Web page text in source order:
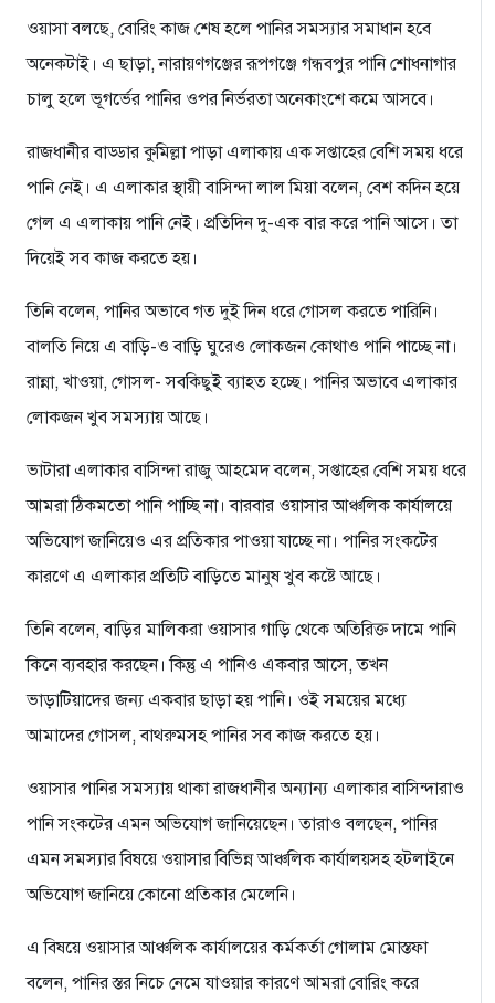
ওয়াসা বলছে, বোরিং কাজ শেষ হলে পানির সমস্যার সমাধান হবে
অনেকটাই। এ ছাড়া, নারায়ণগঞ্জের রূপগঞ্জে গন্ধবপুর পানি শোধনাগার
চালু হলে ভূগর্ভের পানির ওপর নির্ভরতা অনেকাংশে কমে আসবে।
রাজধানীর বাড্ডার কুমিল্লা পাড়া এলাকায় এক সপ্তাহের বেশি সময় ধরে
পানি নেই। এ এলাকার স্থায়ী বাসিন্দা লাল মিয়া বলেন, বেশ কদিন হয়ে
গেল এ এলাকায় পানি নেই। প্রতিদিন দু-এক বার করে পানি আসে। তা
দিয়েই সব কাজ করতে হয়।
তিনি বলেন, পানির অভাবে গত দুই দিন ধরে গোসল করতে পারিনি।
বালতি নিয়ে এ বাড়ি-ও বাড়ি ঘুরেও লোকজন কোথাও পানি পাচ্ছে না।
রান্না, খাওয়া, গোসল- সবকিছুই ব্যাহত হচ্ছে। পানির অভাবে এলাকার
লোকজন খুব সমস্যায় আছে।
ভাটারা এলাকার বাসিন্দা রাজু আহমেদ বলেন, সপ্তাহের বেশি সময় ধরে
আমরা ঠিকমতো পানি পাচ্ছি না। বারবার ওয়াসার আঞ্চলিক কার্যালয়ে
অভিযোগ জানিয়েও এর প্রতিকার পাওয়া যাচ্ছে না। পানির সংকটের
কারণে এ এলাকার প্রতিটি বাড়িতে মানুষ খুব কষ্টে আছে।
তিনি বলেন, বাড়ির মালিকরা ওয়াসার গাড়ি থেকে অতিরিক্ত দামে পানি
কিনে ব্যবহার করছেন। কিন্তু এ পানিও একবার আসে, তখন
ভাড়াটিয়াদের জন্য একবার ছাড়া হয় পানি। ওই সময়ের মধ্যে
আমাদের গোসল, বাথরুমসহ পানির সব কাজ করতে হয়।
ওয়াসার পানির সমস্যায় থাকা রাজধানীর অন্যান্য এলাকার বাসিন্দারাও
পানি সংকটের এমন অভিযোগ জানিয়েছেন। তারাও বলছেন, পানির
এমন সমস্যার বিষয়ে ওয়াসার বিভিন্ন আঞ্চলিক কার্যালয়সহ হটলাইনে
অভিযোগ জানিয়ে কোনো প্রতিকার মেলেনি।
এ বিষয়ে ওয়াসার আঞ্চলিক কার্যালয়ের কর্মকর্তা গোলাম মোস্তফা
বলেন, পানির স্তর নিচে নেমে যাওয়ার কারণে আমরা বোরিং করে